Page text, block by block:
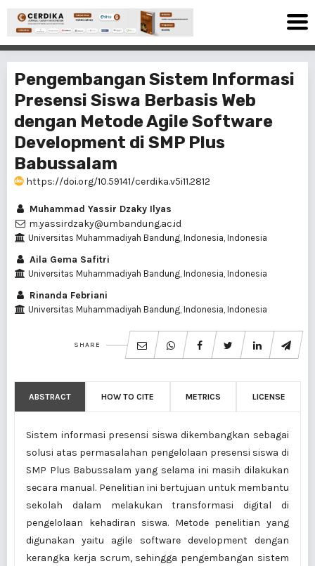
Pengembangan Sistem Informasi
Presensi Siswa Berbasis Web
dengan Metode Agile Software
Development di SMP Plus
Babussalam
https://doi.org/10.59141/cerdika.v5i11.2812
Muhammad Yassir Dzaky Ilyas
m.yassirdzaky@umbandung.ac.id
Universitas Muhammadiyah Bandung, Indonesia, Indonesia
Aila Gema Safitri
Universitas Muhammadiyah Bandung, Indonesia, Indonesia
Rinanda Febriani
Universitas Muhammadiyah Bandung, Indonesia, Indonesia
SHARE
ABSTRACT HOW TO CITE METRICS LICENSE
Sistem informasi presensi siswa dikembangkan sebagai
solusi atas permasalahan pengelolaan presensi siswa di
SMP Plus Babussalam yang selama ini masih dilakukan
secara manual. Penelitian ini bertujuan untuk membantu
sekolah dalam melakukan transformasi digital di
pengelolaan kehadiran siswa. Metode penelitian yang
digunakan yaitu agile software development dengan
kerangka kerja scrum, sehingga pengembangan sistem